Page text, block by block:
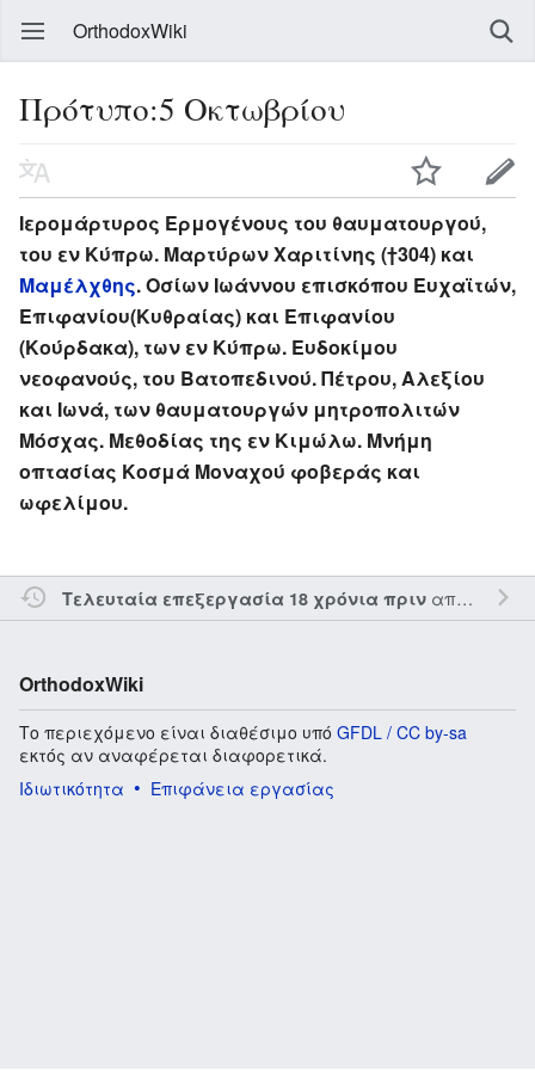
OrthodoxWiki
Πρότυπο:5 Οκτωβρίου
Ιερομάρτυρος Ερμογένους του θαυματουργού,
του εν Κύπρω. Μαρτύρων Χαριτίνης (†304) και
Μαμέλχθης. Οσίων Ιωάννου επισκόπου Ευχαϊτών,
Επιφανίου(Κυθραίας) και Επιφανίου
(Κούρδακα), των εν Κύπρω. Ευδοκίμου
νεοφανούς, του Βατοπεδινού. Πέτρου, Αλεξίου
και Ιωνά, των θαυματουργών μητροπολιτών
Μόσχας. Μεθοδίας της εν Κιμώλω. Μνήμη
οπτασίας Κοσμά Μοναχού φοβεράς και
ωφελίμου.
Τελευταία επεξεργασία 18 χρόνια πριναπό τον την
OrthodoxWiki
Το περιεχόμενο είναι διαθέσιμο υπό GFDL / CC by-sa
εκτός αν αναφέρεται διαφορετικά.
Ιδιωτικότητα
Επιφάνεια εργασίας